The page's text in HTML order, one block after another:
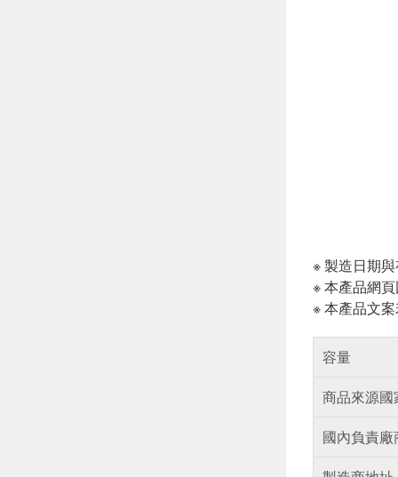
※ 製造日期
※ 本產品網
※ 本產品文
容量
商品來源國
國內負責